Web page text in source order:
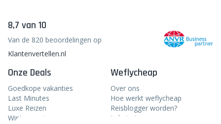
8,7 van 10
Van de 820 beoordelingen op
Klantenvertellen.nl
Onze Deals
Goedkope vakanties
Last Minutes
Luxe Reizen
Wintersport
Weflycheap
Over ons
Hoe werkt weflycheap
Reisblogger worden?
In het nieuws